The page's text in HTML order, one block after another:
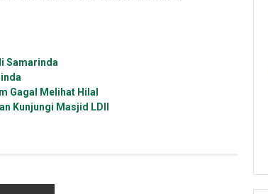
Samarinda
Gagal Melihat Hilal
Kunjungi Masjid LDII